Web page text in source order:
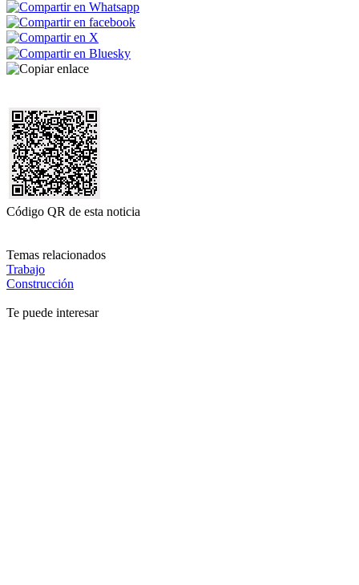
Código QR de esta noticia
Temas relacionados
Trabajo
Construcción
Te puede interesar